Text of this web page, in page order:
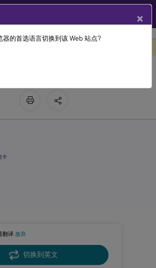
Linux Virtual Delivery Agent 2112
翻译.放弃
切换到英文
卡
×
器的首选语言切换到该 Web 站点?